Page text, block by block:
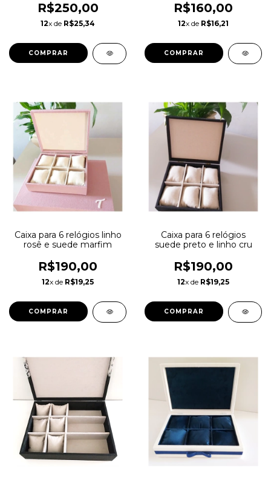
R$250,00
12x de R$25,34
COMPRAR
R$160,00
12x de R$16,21
Caixa para 6 relógios linho
rosê e suede marfim
R$190,00
12x de R$19,25
COMPRAR
Caixa para 6 relógios
suede preto e linho cru
R$190,00
12x de R$19,25
COMPRAR